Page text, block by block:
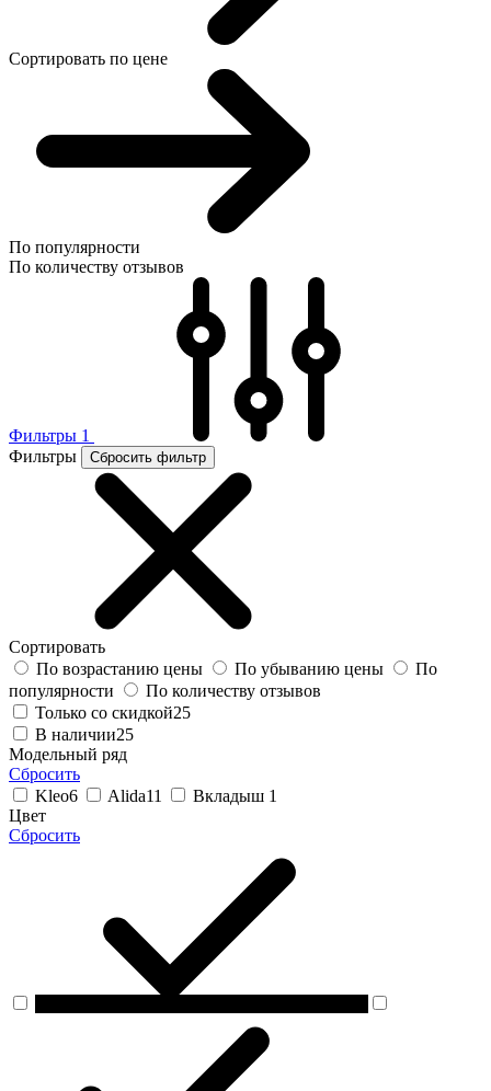
Сортировать по цене
По популярности
По количеству отзывов
Фильтры 1
Фильтры
Сбросить фильтр
Сортировать
По возрастанию цены
По убыванию цены
По
популярности
По количеству отзывов
Только со скидкой25
В наличии25
Модельный ряд
Сбросить
Kleo6 Alida11 Вкладыш 1
Цвет
Сбросить